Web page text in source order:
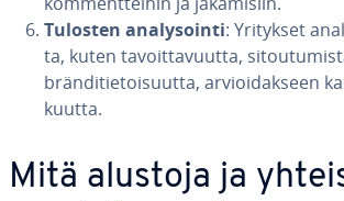
Tulosten ana­ly­soin­ti: Yritykset
ta, kuten ta­voit­ta­vuut­ta,
brän­di­tie­toi­suut­ta, ar­vioi­dak­seen
kuut­ta.
Mitä alustoja ja